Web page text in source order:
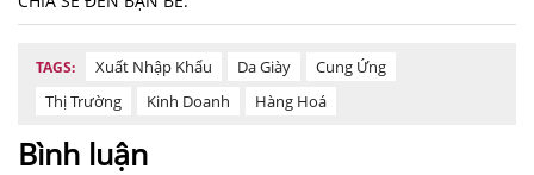
TAGS: Xuất Nhập Khẩu Da Giày
Cung Ứng
Thị Trường
Kinh Doanh Hàng Hoá
Bình luận